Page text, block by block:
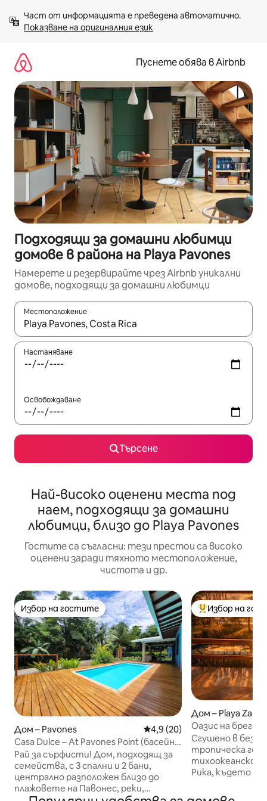
към
съдържанието
Показване на оригиналния език
Пуснете обява в Airbnb
Подходящи за домашни любимци
домове в района на Playa Pavones
Намерете и резервирайте чрез Airbnb уникални
домове, подходящи за домашни любимци
Местоположение
Когато резултатите се покажат, използвайте
Настаняване
Освобождаване
Търсене
Най-високо оценени места под
наем, подходящи за домашни
любимци, близо до Playa Pavones
Гостите са съгласни: тези престои са високо
оценени заради тяхното местоположение,
чистота и др.
Избор на гостите
Избор на гостите
Дом – Pavones Средна оценка: 4,9 от 5,
4,9 (20)
Casa Dulce – At Pavones Point (басейн,
климатик, оптични кабели)
Рай за сърфисти! Дом, подходящ за
семейства, с 3 спални и 2 бани,
централно разположен близо до
плажовете на Павонес, реки,
Най-популярен
Избор на
Дом – Playa
Оазис на брега
Самостоятелен
Wi-Fi
Сгушено в
тропическа
тихоокеанско
Рика, където
Един от най-